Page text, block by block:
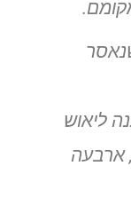
.
ליאוש
, ארבעה